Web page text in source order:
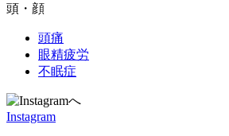
頭・顔
頭痛
眼精疲労
不眠症
Instagram